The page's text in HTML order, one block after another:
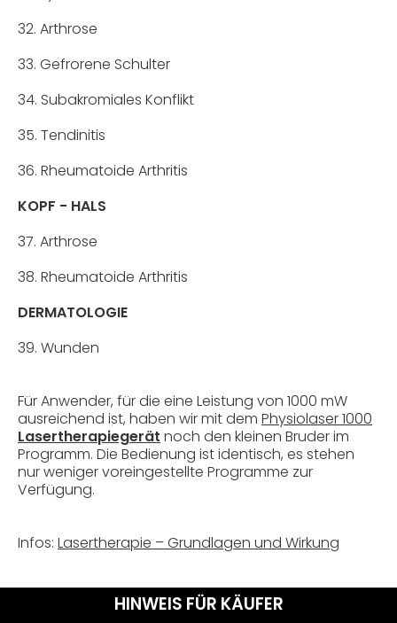
32. Arthrose
33. Gefrorene Schulter
34. Subakromiales Konflikt
35. Tendinitis
36. Rheumatoide Arthritis
KOPF - HALS
37. Arthrose
38. Rheumatoide Arthritis
DERMATOLOGIE
39. Wunden
Für Anwender, für die eine Leistung von 1000 mW
ausreichend ist, haben wir mit dem Physiolaser 1000
Lasertherapiegerät noch den kleinen Bruder im
Programm. Die Bedienung ist identisch, es stehen
nur weniger voreingestellte Programme zur
Verfügung.
Infos: Lasertherapie – Grundlagen und Wirkung
HINWEIS FÜR KÄUFER